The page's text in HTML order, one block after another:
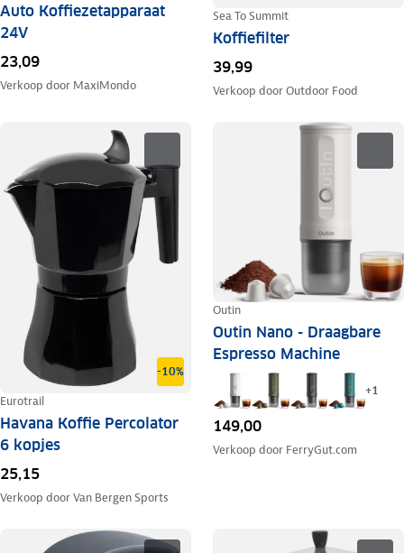
Auto Koffiezetapparaat
24V
23,09
Verkoop door MaxiMondo
Sea To Summit
Koffiefilter
39,99
Verkoop doorOutdoor Food
-10%
Eurotrail
Havana Koffie Percolator
6 kopjes
25,15
Verkoop doorVan Bergen Sports
Outin
Outin Nano - Draagbare
Espresso Machine
+1
149,00
Verkoop door FerryGut.com